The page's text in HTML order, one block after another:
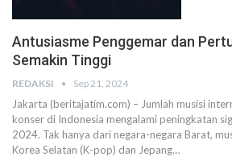
Antusiasme Penggemar dan
Semakin Tinggi
REDAKSI Sep 21, 2024
Jakarta (beritajatim.com) – Jumlah musisi
konser di Indonesia mengalami peningkatan
2024. Tak hanya dari negara-negara Barat,
Korea Selatan (K-pop) dan Jepang…